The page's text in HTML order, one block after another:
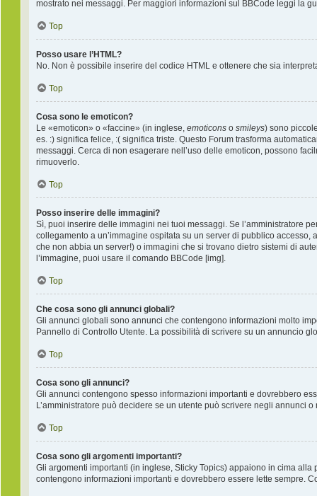
mostrato nei messaggi. Per maggiori informazioni sul BBCode leggi la
Top
Posso usare l’HTML?
No. Non è possibile inserire del codice HTML e ottenere che sia
Top
Cosa sono le emoticon?
Le «emoticon» o «faccine» (in inglese, emoticons o smileys) sono
es. :) significa felice, :( significa triste. Questo Forum trasforma
messaggi. Cerca di non esagerare nell’uso delle emoticon, possono
rimuoverlo.
Top
Posso inserire delle immagini?
Sì, puoi inserire delle immagini nei tuoi messaggi. Se l’amministratore
collegamento a un’immagine ospitata su un server di pubblico
che non abbia un server!) o immagini che si trovano dietro sistemi di
l’immagine, puoi usare il comando BBCode [img].
Top
Che cosa sono gli annunci globali?
Gli annunci globali sono annunci che contengono informazioni molto
Pannello di Controllo Utente. La possibilità di scrivere su un annuncio
Top
Cosa sono gli annunci?
Gli annunci contengono spesso informazioni importanti e dovrebbero
L’amministratore può decidere se un utente può scrivere negli annunci o
Top
Cosa sono gli argomenti importanti?
Gli argomenti importanti (in inglese, Sticky Topics) appaiono in cima
contengono informazioni importanti e dovrebbero essere lette sempre.